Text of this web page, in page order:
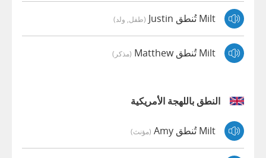
Milt تُنطق Justin (طفل, ولد)
Milt تُنطق Matthew (مذكر)
النطق باللهجة الأمريكية
Milt تُنطق Amy (مؤنث)